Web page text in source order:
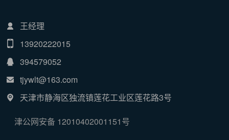
王经理
13920222015
394579052
tjywlt@163.com
天津市静海区独流镇莲花工业区莲花路3号
津公网安备 12010402001151号